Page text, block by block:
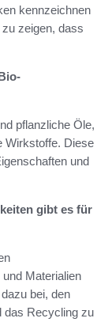
kennzeichnen
zeigen, dass
pflanzliche Öle,
Wirkstoffe. Diese
und
gibt es für
Materialien
bei, den
das Recycling zu